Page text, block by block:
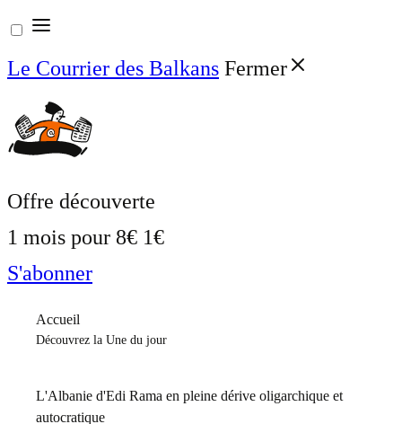
Aller
au
contenu
Le Courrier des Balkans Fermer
Offre découverte
1 mois pour 8€ 1€
S'abonner
Accueil
Découvrez la Une du jour
L'Albanie d'Edi Rama en pleine dérive oligarchique et
autocratique